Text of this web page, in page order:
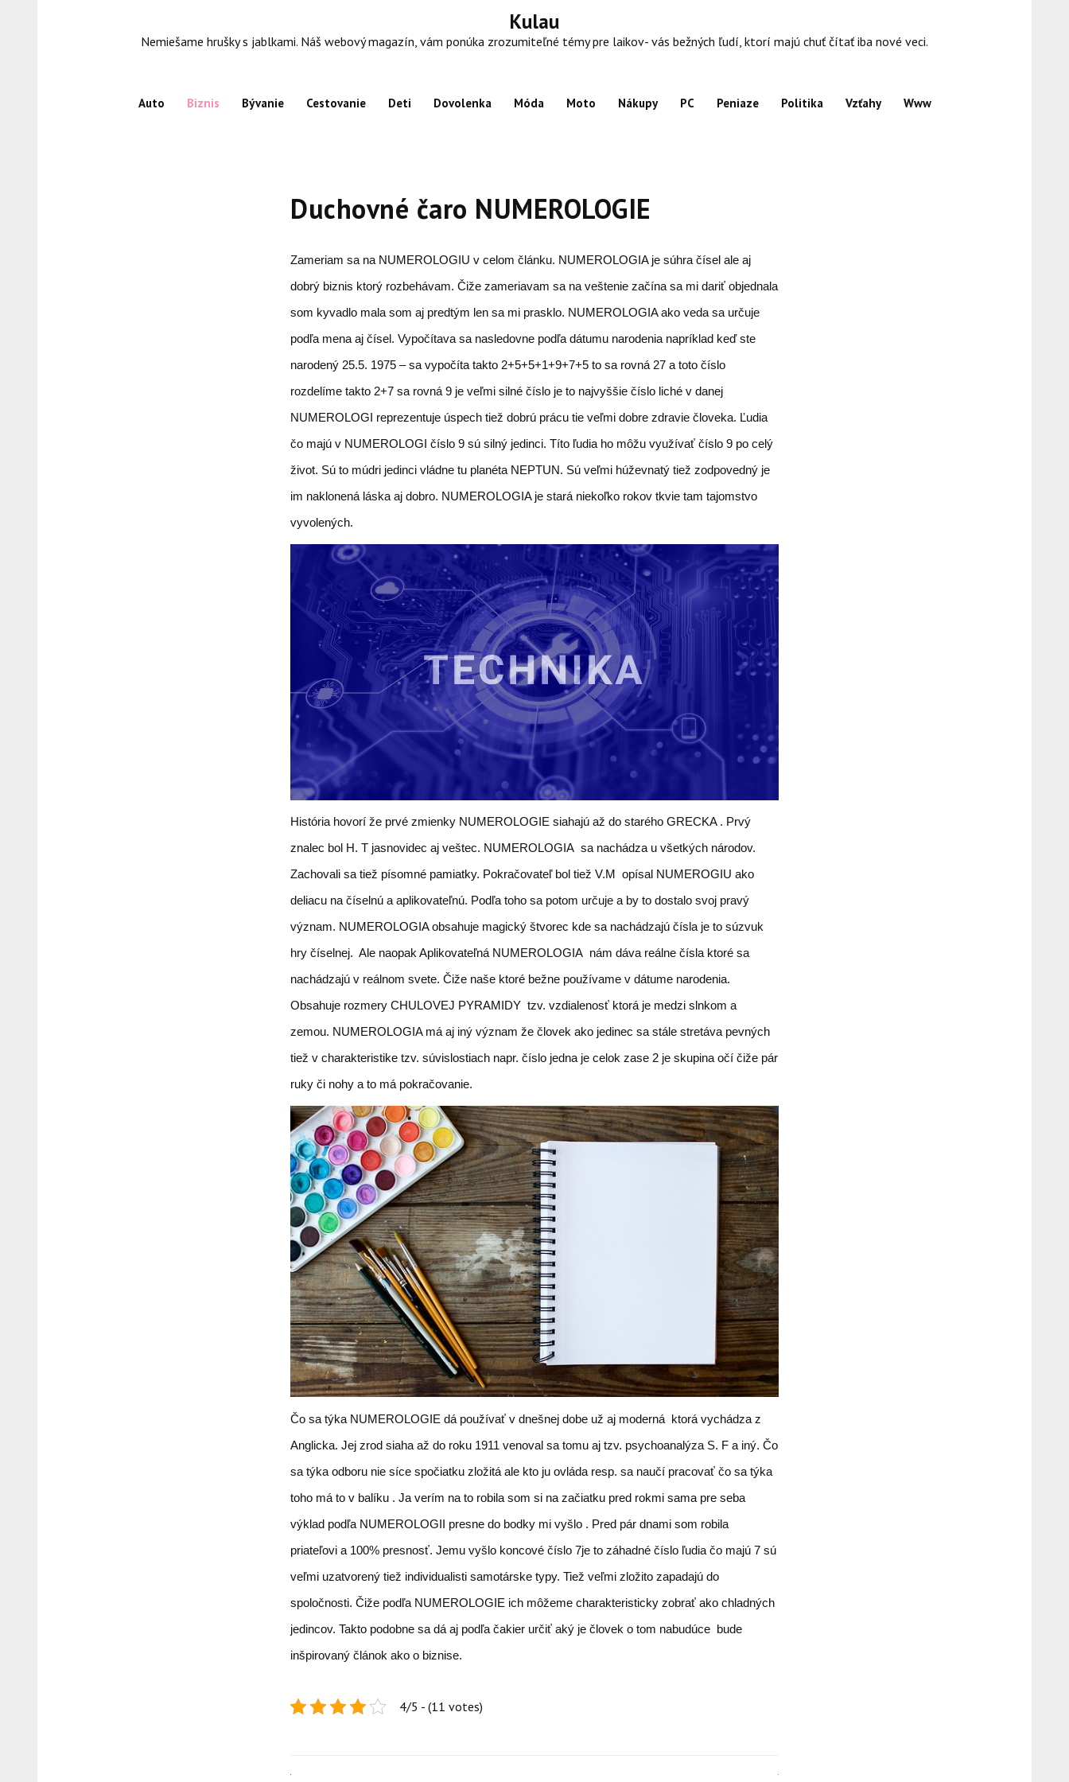
Kulau
Nemiešame hrušky s jablkami. Náš webový magazín, vám ponúka zrozumiteľné témy pre laikov- vás bežných ľudí, ktorí majú chuť čítať iba nové veci.
Auto Biznis Bývanie Cestovanie Deti Dovolenka Móda Moto Nákupy PC Peniaze Politika Vzťahy Www
Duchovné čaro NUMEROLOGIE
Zameriam sa na NUMEROLOGIU v celom článku. NUMEROLOGIA je súhra čísel ale aj
dobrý biznis ktorý rozbehávam. Čiže zameriavam sa na veštenie začína sa mi dariť objednala
som kyvadlo mala som aj predtým len sa mi prasklo. NUMEROLOGIA ako veda sa určuje
podľa mena aj čísel. Vypočítava sa nasledovne podľa dátumu narodenia napríklad keď ste
narodený 25.5. 1975 – sa vypočíta takto 2+5+5+1+9+7+5 to sa rovná 27 a toto číslo
rozdelíme takto 2+7 sa rovná 9 je veľmi silné číslo je to najvyššie číslo liché v danej
NUMEROLOGI reprezentuje úspech tiež dobrú prácu tie veľmi dobre zdravie človeka. Ľudia
čo majú v NUMEROLOGI číslo 9 sú silný jedinci. Títo ľudia ho môžu využívať číslo 9 po celý
život. Sú to múdri jedinci vládne tu planéta NEPTUN. Sú veľmi húževnatý tiež zodpovedný je
im naklonená láska aj dobro. NUMEROLOGIA je stará niekoľko rokov tkvie tam tajomstvo
vyvolených.
História hovorí že prvé zmienky NUMEROLOGIE siahajú až do starého GRECKA . Prvý
znalec bol H. T jasnovidec aj veštec. NUMEROLOGIA sa nachádza u všetkých národov.
Zachovali sa tiež písomné pamiatky. Pokračovateľ bol tiež V.M opísal NUMEROGIU ako
deliacu na číselnú a aplikovateľnú. Podľa toho sa potom určuje a by to dostalo svoj pravý
význam. NUMEROLOGIA obsahuje magický štvorec kde sa nachádzajú čísla je to súzvuk
hry číselnej. Ale naopak Aplikovateľná NUMEROLOGIA nám dáva reálne čísla ktoré sa
nachádzajú v reálnom svete. Čiže naše ktoré bežne používame v dátume narodenia.
Obsahuje rozmery CHULOVEJ PYRAMIDY tzv. vzdialenosť ktorá je medzi slnkom a
zemou. NUMEROLOGIA má aj iný význam že človek ako jedinec sa stále stretáva pevných
tiež v charakteristike tzv. súvislostiach napr. číslo jedna je celok zase 2 je skupina očí čiže pár
ruky či nohy a to má pokračovanie.
Čo sa týka NUMEROLOGIE dá používať v dnešnej dobe už aj moderná ktorá vychádza z
Anglicka. Jej zrod siaha až do roku 1911 venoval sa tomu aj tzv. psychoanalýza S. F a iný. Čo
sa týka odboru nie síce spočiatku zložitá ale kto ju ovláda resp. sa naučí pracovať čo sa týka
toho má to v balíku . Ja verím na to robila som si na začiatku pred rokmi sama pre seba
výklad podľa NUMEROLOGII presne do bodky mi vyšlo . Pred pár dnami som robila
priateľovi a 100% presnosť. Jemu vyšlo koncové číslo 7je to záhadné číslo ľudia čo majú 7 sú
veľmi uzatvorený tiež individualisti samotárske typy. Tiež veľmi zložito zapadajú do
spoločnosti. Čiže podľa NUMEROLOGIE ich môžeme charakteristicky zobrať ako chladných
jedincov. Takto podobne sa dá aj podľa čakier určiť aký je človek o tom nabudúce bude
inšpirovaný článok ako o biznise.
4/5 - (11 votes)